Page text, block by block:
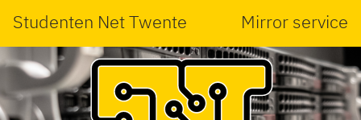
Studenten Net Twente Mirror service